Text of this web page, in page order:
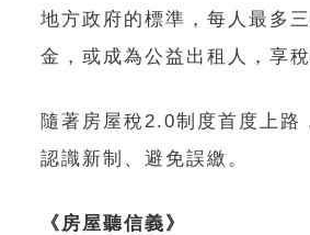
地方政府的標準，每人最多
金，或成為公益出租人，享稅
隨著房屋稅2.0制度首度上路
認識新制、避免誤繳。
《房屋聽信義》